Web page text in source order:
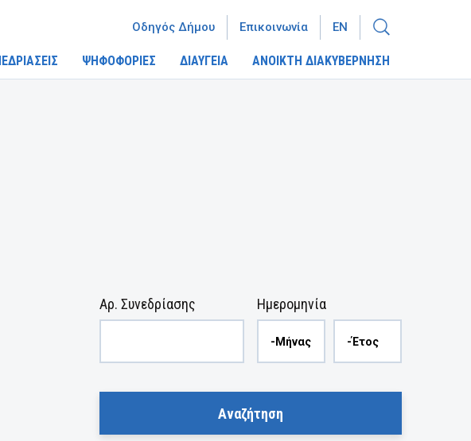
ΨΗΦΟΦΟΡΙΕΣ ΔΙΑΥΓΕΙΑ ΑΝΟΙΚΤΗ ΔΙΑΚΥΒΕΡΝΗΣΗ
Οδηγός Δήμου Επικοινωνία EN
Ημερομηνία
Αρ. Συνεδρίασης